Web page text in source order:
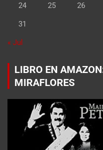
24 25 26
31
« Jul
LIBRO EN
MIRAFLORES